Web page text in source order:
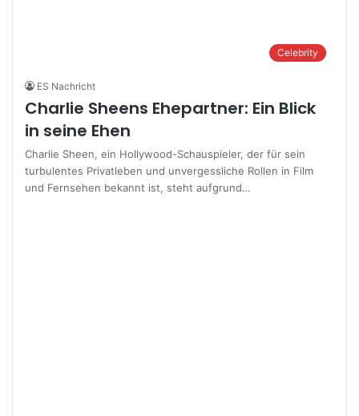
Celebrity
ES Nachricht
Charlie Sheens Ehepartner: Ein Blick
in seine Ehen
Charlie Sheen, ein Hollywood-Schauspieler, der für sein
turbulentes Privatleben und unvergessliche Rollen in Film
und Fernsehen bekannt ist, steht aufgrund…